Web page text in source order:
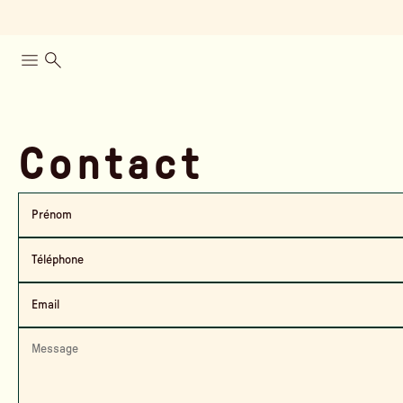
Contact
Prénom
Téléphone
Email